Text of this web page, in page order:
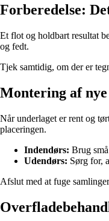
Forberedelse:
Et flot og holdbart resultat
og fedt.
Tjek samtidig, om der er
Montering af
Når underlaget er rent og
placeringen.
Indendørs: Brug
Udendørs: Sørg for,
Afslut med at fuge